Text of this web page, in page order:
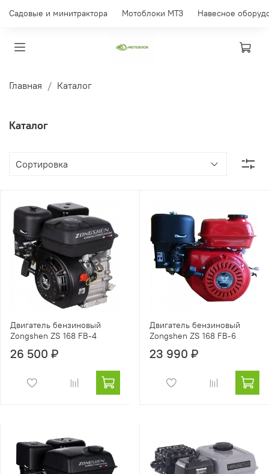
Садовые и минитрактора Мотоблоки МТЗ Навесное
Главная Каталог
Каталог
Двигатель бензиновый
Zongshen ZS 168 FB-4
26 500 ₽
Двигатель бензиновый
Zongshen ZS 168 FB-6
23 990 ₽